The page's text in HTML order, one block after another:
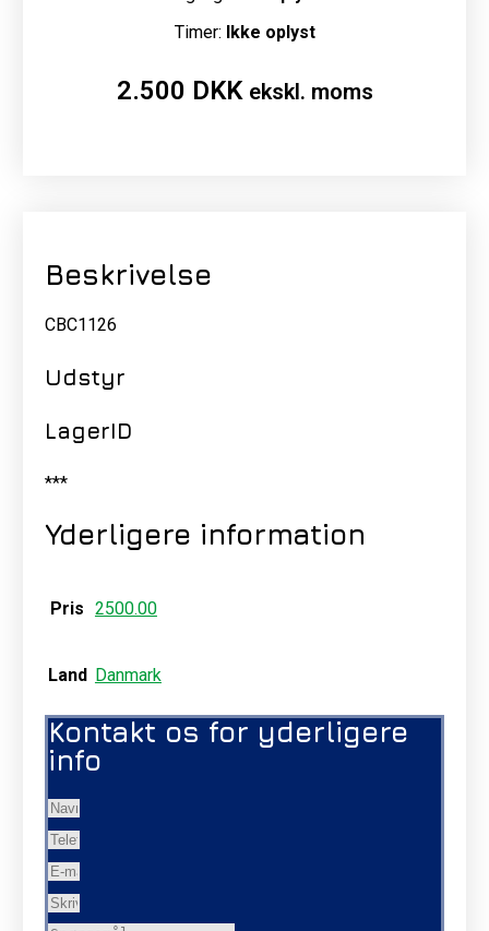
Timer: Ikke oplyst
2.500 DKK ekskl. moms
Beskrivelse
CBC1126
Udstyr
LagerID
***
Yderligere information
Pris 2500.00
Land Danmark
Kontakt os for yderligere
info